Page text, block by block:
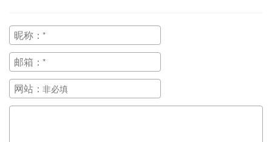
昵称：
邮箱：
网站：